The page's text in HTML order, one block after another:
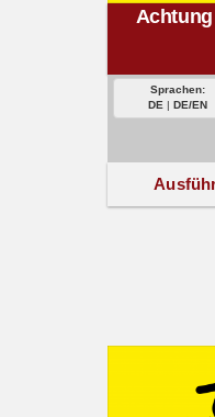
Achtung
Sprachen:
DE | DE/EN